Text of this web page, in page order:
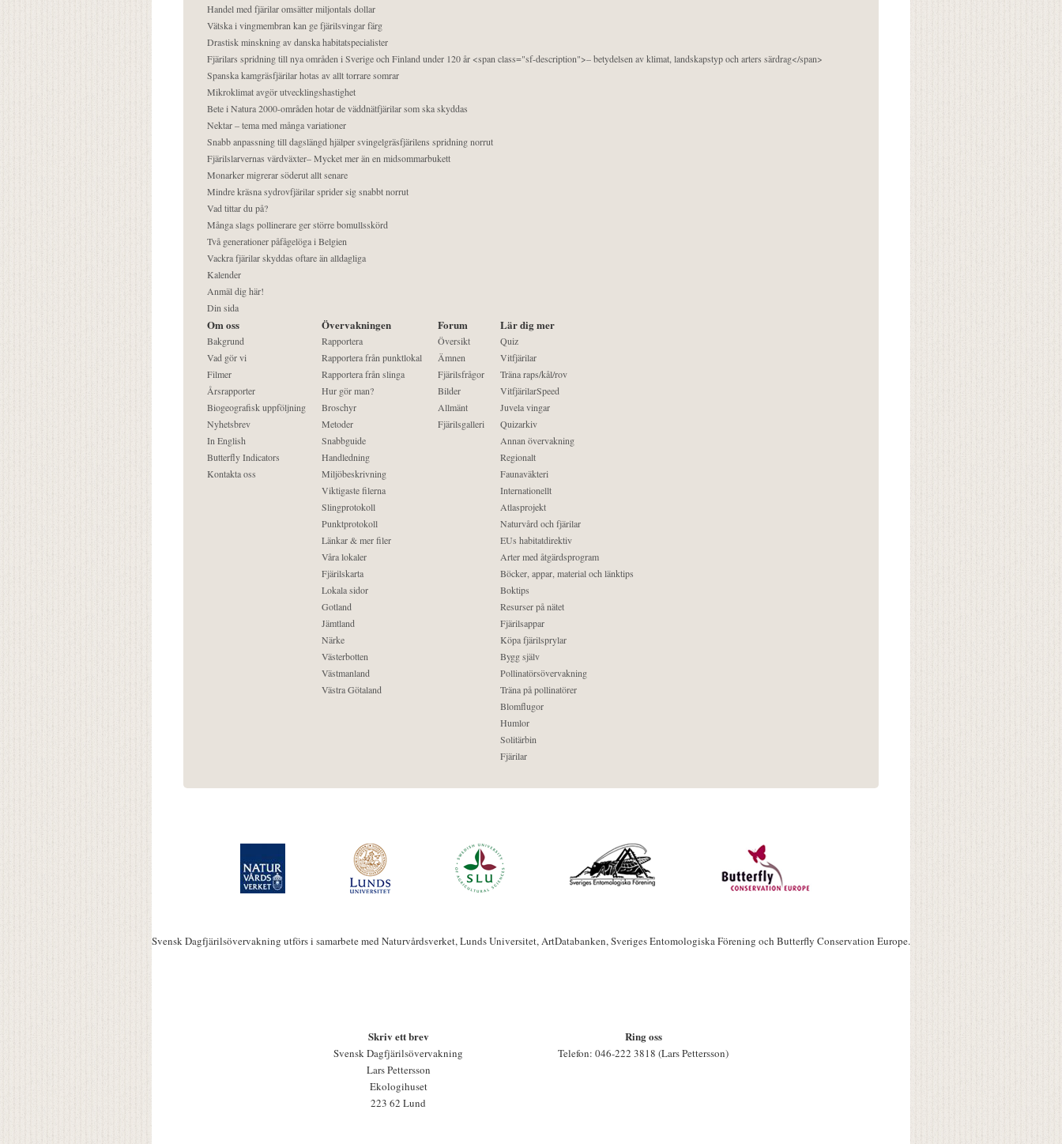
Handel med fjärilar omsätter miljontals dollar
Vätska i vingmembran kan ge fjärilsvingar färg
Drastisk minskning av danska habitatspecialister
Fjärilars spridning till nya områden i Sverige och Finland under 120 år <span class="sf-description">– betydelsen av klimat, landskapstyp och arters särdrag</span>
Spanska kamgräsfjärilar hotas av allt torrare somrar
Mikroklimat avgör utvecklingshastighet
Bete i Natura 2000-områden hotar de väddnätfjärilar som ska skyddas
Nektar – tema med många variationer
Snabb anpassning till dagslängd hjälper svingelgräsfjärilens spridning norrut
Fjärilslarvernas värdväxter– Mycket mer än en midsommarbukett
Monarker migrerar söderut allt senare
Mindre kräsna sydrovfjärilar sprider sig snabbt norrut
Vad tittar du på?
Många slags pollinerare ger större bomullsskörd
Två generationer påfågelöga i Belgien
Vackra fjärilar skyddas oftare än alldagliga
Kalender
Anmäl dig här!
Din sida
Om oss
Bakgrund
Vad gör vi
Filmer
Årsrapporter
Biogeografisk uppföljning
Nyhetsbrev
In English
Butterfly Indicators
Kontakta oss
Övervakningen
Rapportera
Rapportera från punktlokal
Rapportera från slinga
Hur gör man?
Broschyr
Metoder
Snabbguide
Handledning
Miljöbeskrivning
Viktigaste filerna
Slingprotokoll
Punktprotokoll
Länkar & mer filer
Våra lokaler
Fjärilskarta
Lokala sidor
Gotland
Jämtland
Närke
Västerbotten
Västmanland
Västra Götaland
Forum
Översikt
Ämnen
Fjärilsfrågor
Bilder
Allmänt
Fjärilsgalleri
Lär dig mer
Quiz
Vitfjärilar
Träna raps/kål/rov
VitfjärilarSpeed
Juvela vingar
Quizarkiv
Annan övervakning
Regionalt
Faunaväkteri
Internationellt
Atlasprojekt
Naturvård och fjärilar
EUs habitatdirektiv
Arter med åtgärdsprogram
Böcker, appar, material och länktips
Boktips
Resurser på nätet
Fjärilsappar
Köpa fjärilsprylar
Bygg själv
Pollinatörsövervakning
Träna på pollinatörer
Blomflugor
Humlor
Solitärbin
Fjärilar
Svensk Dagfjärilsövervakning utförs i samarbete med Naturvårdsverket, Lunds Universitet, ArtDatabanken, Sveriges Entomologiska Förening och Butterfly Conservation Europe.
Skriv ett brev
Svensk Dagfjärilsövervakning
Lars Pettersson
Ekologihuset
223 62 Lund
Ring oss
Telefon: 046-222 3818 (Lars Pettersson)